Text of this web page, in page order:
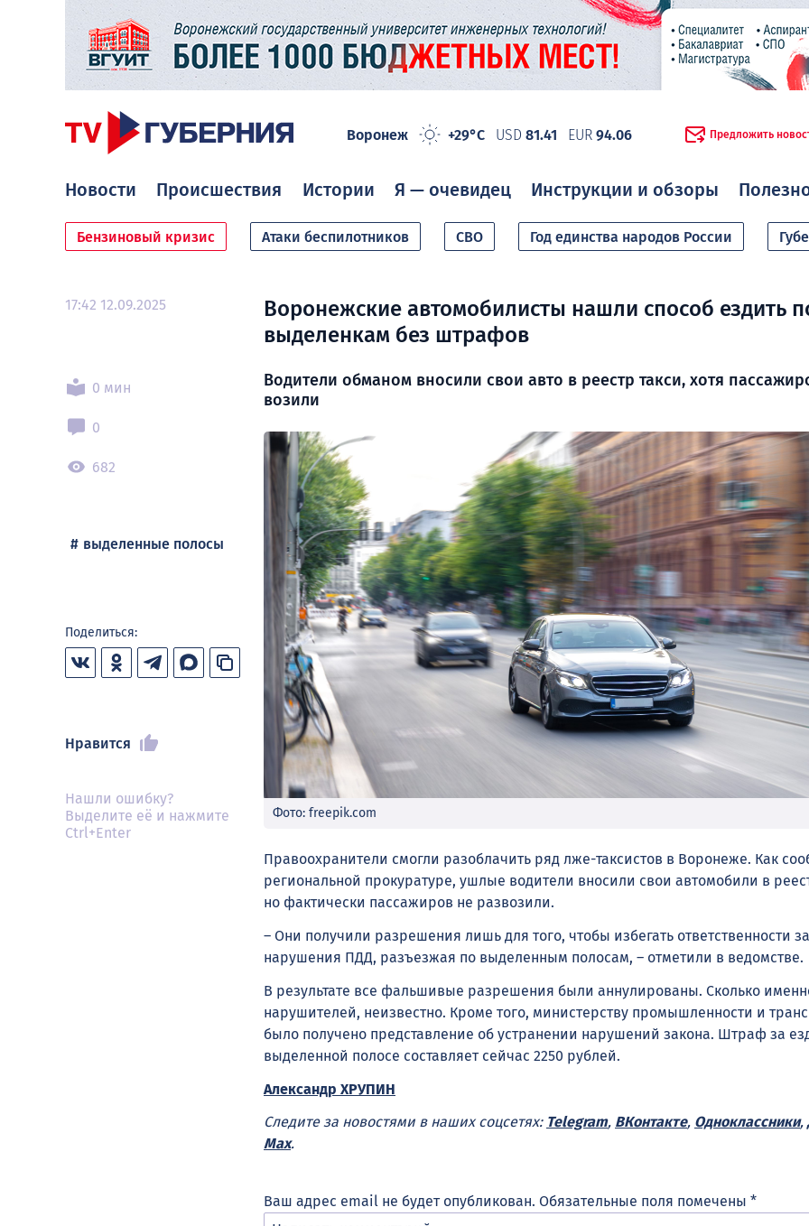
Воронеж +29°C USD 81.41 EUR 94.06 Предложить
Новости Происшествия Истории Я — очевидец Инструкции и обзоры
Бензиновый кризис Атаки беспилотников СВО Год единства народов России
17:42 12.09.2025
0 мин
0
682
выделенные полосы
Поделиться:
Нравится
Нашли ошибку?
Выделите её и нажмите
Ctrl+Enter
Воронежские автомобилисты нашли способ ездить
выделенкам без штрафов
Водители обманом вносили свои авто в реестр такси, хотя
возили
Фото: freepik.com
Правоохранители смогли разоблачить ряд лже-таксистов в Воронеже. Как
региональной прокуратуре, ушлые водители вносили свои автомобили в
но фактически пассажиров не развозили.
– Они получили разрешения лишь для того, чтобы избегать ответственности за
нарушения ПДД, разъезжая по выделенным полосам, – отметили в ведомстве.
В результате все фальшивые разрешения были аннулированы. Сколько
нарушителей, неизвестно. Кроме того, министерству промышленности и
было получено представление об устранении нарушений закона. Штраф за
выделенной полосе составляет сейчас 2250 рублей.
Александр ХРУПИН
Следите за новостями в наших соцсетях: Telegram, ВКонтакте, Одноклассники,
Max.
Ваш адрес email не будет опубликован. Обязательные поля помечены *